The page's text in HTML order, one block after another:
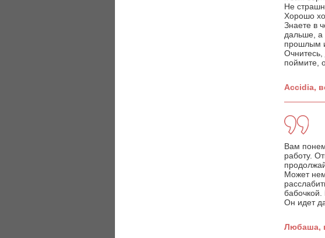
Не
Хорошо
Знаете в
дальше, а
прошлым
поймите,
Accidia,
Вам
работу.
Может
бабочкой.
Он идет
Любаша,